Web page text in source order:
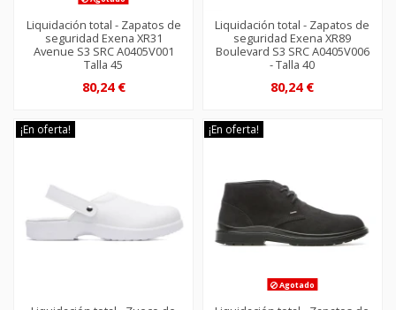
Liquidación total - Zapatos de
seguridad Exena XR31
Avenue S3 SRC A0405V001
Talla 45
80,24 €
Liquidación total - Zapatos de
seguridad Exena XR89
Boulevard S3 SRC A0405V006
- Talla 40
80,24 €
¡En oferta! ¡En oferta!
Agotado